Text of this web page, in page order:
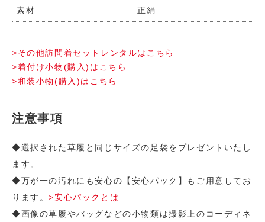
素材 正絹
>その他訪問着セットレンタルはこちら
>着付け小物(購入)はこちら
>和装小物(購入)はこちら
注意事項
◆選択された草履と同じサイズの足袋をプレゼントいたし
ます。
◆万が一の汚れにも安心の【安心パック】もご用意してお
ります。>安心パックとは
◆画像の草履やバッグなどの小物類は撮影上のコーディネ